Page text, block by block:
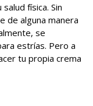
física. Sin
de alguna manera
se
estrías. Pero a
tu propia crema